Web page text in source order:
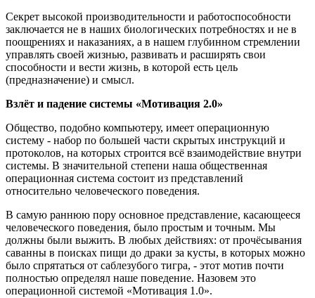
Секрет высокой производительности и работоспособности
заключается не в наших биологических потребностях и не в
поощрениях и наказаниях, а в нашем глубинном стремлении
управлять своей жизнью, развивать и расширять свои
способности и вести жизнь, в которой есть цель
(предназначение) и смысл.
Взлёт и падение системы «Мотивация 2.0»
Общество, подобно компьютеру, имеет операционную
систему - набор по большей части скрытых инструкций и
протоколов, на которых строится всё взаимодействие внутри
системы. В значительной степени наша общественная
операционная система состоит из представлений
относительно человеческого поведения.
В самую раннюю пору основное представление, касающееся
человеческого поведения, было простым и точным. Мы
должны были выжить. В любых действиях: от прочёсывания
саванны в поисках пищи до драки за кусты, в которых можно
было спрятаться от саблезубого тигра, - этот мотив почти
полностью определял наше поведение. Назовем это
операционной системой «Мотивация 1.0».